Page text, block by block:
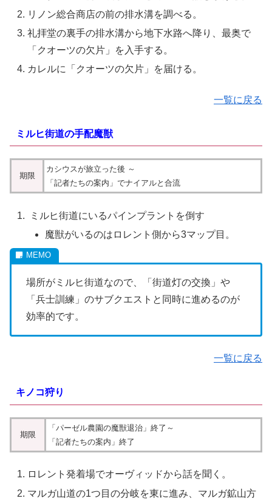
リノン総合商店の前の排水溝を調べる。
礼拝堂の裏手の排水溝から地下水路へ降り、最奥で
「 クオーツの欠片」
を入手する。
カレルに「クオーツの欠片」を届ける。
一覧に戻る
ミルヒ街道の手配魔獣
期限
カシウスが旅立った後 ～
「記者たちの案内」でナイアルと合流
ミルヒ街道にいるパインプラントを倒す
魔獣がいるのはロレント側から3マップ目。
場所がミルヒ街道なので、「街道灯の交換」や
「兵士訓練」のサブクエストと同時に進めるのが
効率的です。
一覧に戻る
キノコ狩り
期限
「パーゼル農園の魔獣退治」終了～
「記者たちの案内」終了
ロレント発着場でオーヴィッドから話を聞く。
マルガ山道の1つ目の分岐を東に進み、マルガ鉱山方